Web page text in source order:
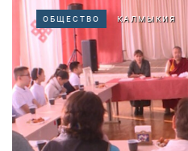
ОБЩЕСТВО КАЛМЫКИЯ